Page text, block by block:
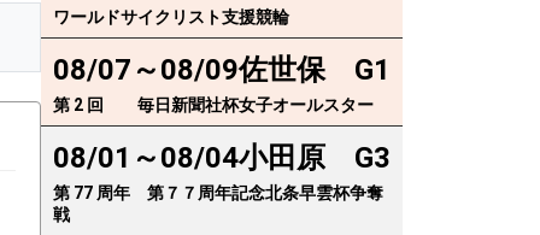
ワールドサイクリスト支援競輪
08/07～08/09佐世保 G1
第 2 回 毎日新聞社杯女子オールスター
08/01～08/04小田原 G3
第 77 周年 第７７周年記念北条早雲杯争奪
戦